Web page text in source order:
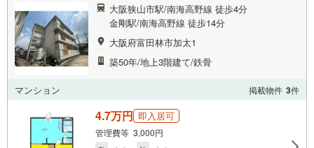
大阪狭山市駅/南海高野線 徒歩4分
金剛駅/南海高野線 徒歩14分
大阪府富田林市加太1
築50年/地上3階建て/鉄骨
マンション 掲載物件 3件
4.7万円 即入居可
管理費等 3,000円